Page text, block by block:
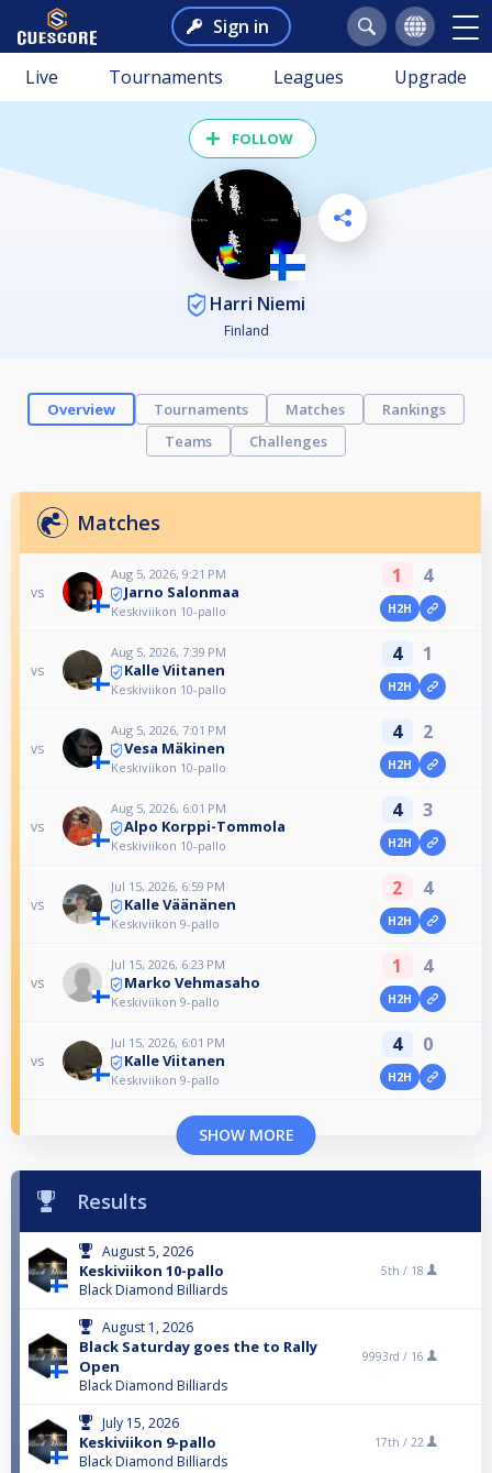
Sign in
Live Tournaments Leagues Upgrade
FOLLOW
Harri Niemi
Finland
Overview Tournaments Matches
Rankings
Teams
Challenges
Matches
vs
Aug 5, 2026, 9:21 PM
Jarno Salonmaa
Keskiviikon 10-pallo
1 4
H2H
vs
Aug 5, 2026, 7:39 PM
Kalle Viitanen
Keskiviikon 10-pallo
4 1
H2H
vs
Aug 5, 2026, 7:01 PM
Vesa Mäkinen
Keskiviikon 10-pallo
4 2
H2H
vs
Aug 5, 2026, 6:01 PM
Alpo Korppi-Tommola
Keskiviikon 10-pallo
4 3
H2H
vs
Jul 15, 2026, 6:59 PM
Kalle Väänänen
Keskiviikon 9-pallo
2 4
H2H
vs
Jul 15, 2026, 6:23 PM
Marko Vehmasaho
Keskiviikon 9-pallo
1 4
H2H
vs
Jul 15, 2026, 6:01 PM
Kalle Viitanen
Keskiviikon 9-pallo
4 0
H2H
SHOW MORE
Results
August 5, 2026
Keskiviikon 10-pallo
Black Diamond Billiards
5th / 18
August 1, 2026
Black Saturday goes the to Rally
Open
Black Diamond Billiards
9993rd / 16
July 15, 2026
Keskiviikon 9-pallo
Black Diamond Billiards
17th / 22